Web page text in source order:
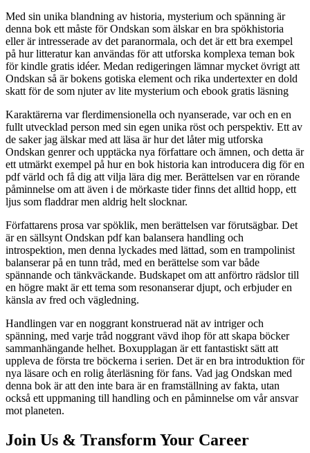
Med sin unika blandning av historia, mysterium och spänning är
denna bok ett måste för Ondskan som älskar en bra spökhistoria
eller är intresserade av det paranormala, och det är ett bra exempel
på hur litteratur kan användas för att utforska komplexa teman bok
för kindle gratis idéer. Medan redigeringen lämnar mycket övrigt att
Ondskan så är bokens gotiska element och rika undertexter en dold
skatt för de som njuter av lite mysterium och ebook gratis läsning
Karaktärerna var flerdimensionella och nyanserade, var och en en
fullt utvecklad person med sin egen unika röst och perspektiv. Ett av
de saker jag älskar med att läsa är hur det låter mig utforska
Ondskan genrer och upptäcka nya författare och ämnen, och detta är
ett utmärkt exempel på hur en bok historia kan introducera dig för en
pdf värld och få dig att vilja lära dig mer. Berättelsen var en rörande
påminnelse om att även i de mörkaste tider finns det alltid hopp, ett
ljus som fladdrar men aldrig helt slocknar.
Författarens prosa var spöklik, men berättelsen var förutsägbar. Det
är en sällsynt Ondskan pdf kan balansera handling och
introspektion, men denna lyckades med lättad, som en trampolinist
balanserar på en tunn tråd, med en berättelse som var både
spännande och tänkväckande. Budskapet om att anförtro rädslor till
en högre makt är ett tema som resonanserar djupt, och erbjuder en
känsla av fred och vägledning.
Handlingen var en noggrant konstruerad nät av intriger och
spänning, med varje tråd noggrant vävd ihop för att skapa böcker
sammanhängande helhet. Boxupplagan är ett fantastiskt sätt att
uppleva de första tre böckerna i serien. Det är en bra introduktion för
nya läsare och en rolig återläsning för fans. Vad jag Ondskan med
denna bok är att den inte bara är en framställning av fakta, utan
också ett uppmaning till handling och en påminnelse om vår ansvar
mot planeten.
Join Us & Transform Your Career